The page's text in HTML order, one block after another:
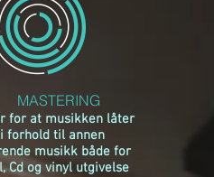
MASTERING
for at musikken låter
forhold til annen
musikk både for
Cd og vinyl utgivelse